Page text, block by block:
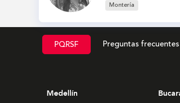
Montería
PQRSF Preguntas frecuentes
Medellín